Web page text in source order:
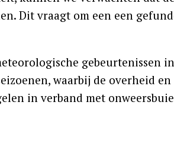
Dit vraagt om een een
gebeurtenissen
waarbij de overheid
in verband met